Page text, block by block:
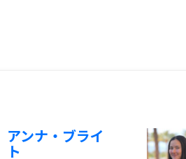
アンナ・ブライ
ト